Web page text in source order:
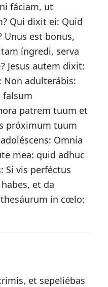
fáciam, ut
Qui dixit ei: Quid
Unus est bonus,
íngredi, serva
Jesus autem dixit:
Non adulterábis:
falsum
patrem tuum et
próximum tuum
Omnia
mea: quid adhuc
Si vis perféctus
et da
in cœlo:
et sepeliébas